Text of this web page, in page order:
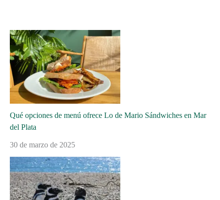
Qué opciones de menú ofrece Lo de Mario Sándwiches en Mar
del Plata
30 de marzo de 2025